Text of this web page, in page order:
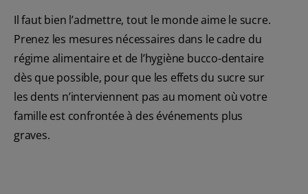
Il faut bien l’admettre, tout le monde aime le sucre.
Prenez les mesures nécessaires dans le cadre du
régime alimentaire et de l’hygiène bucco-dentaire
dès que possible, pour que les effets du sucre sur
les dents n’interviennent pas au moment où votre
famille est confrontée à des événements plus
graves.